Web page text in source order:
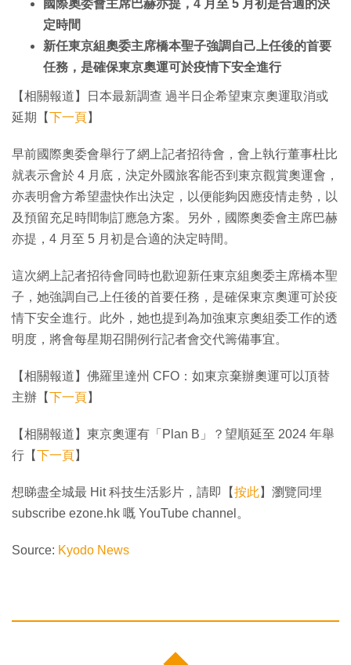
國際奧委會主席巴赫亦提，4 月至 5 月初是合適的決
定時間
新任東京組奧委主席橋本聖子強調自己上任後的首要
任務，是確保東京奧運可於疫情下安全進行
【相關報道】日本最新調查 過半日企希望東京奧運取消或
延期【下一頁】
早前國際奧委會舉行了網上記者招待會，會上執行董事杜比
就表示會於 4 月底，決定外國旅客能否到東京觀賞奧運會，
亦表明會方希望盡快作出決定，以便能夠因應疫情走勢，以
及預留充足時間制訂應急方案。另外，國際奧委會主席巴赫
亦提，4 月至 5 月初是合適的決定時間。
這次網上記者招待會同時也歡迎新任東京組奧委主席橋本聖
子，她強調自己上任後的首要任務，是確保東京奧運可於疫
情下安全進行。此外，她也提到為加強東京奧組委工作的透
明度，將會每星期召開例行記者會交代籌備事宜。
【相關報道】佛羅里達州 CFO：如東京棄辦奧運可以頂替
主辦【下一頁】
【相關報道】東京奧運有「Plan B」？望順延至 2024 年舉
行【下一頁】
想睇盡全城最 Hit 科技生活影片，請即【按此】瀏覽同埋
subscribe ezone.hk 嘅 YouTube channel。
Source: Kyodo News